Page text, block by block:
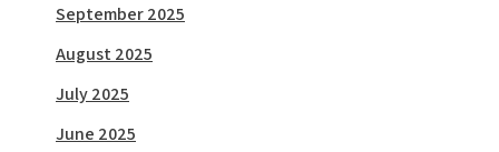
September 2025
August 2025
July 2025
June 2025